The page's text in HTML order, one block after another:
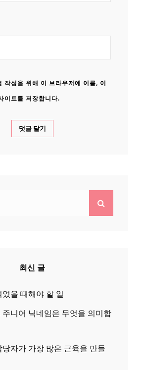
작성을 위해 이 브라우저에 이름, 이
이트를 저장합니다.
최신 글
을 때해야 할 일
니어 닉네임은 무엇을 의미합
자가 가장 많은 근육을 만들